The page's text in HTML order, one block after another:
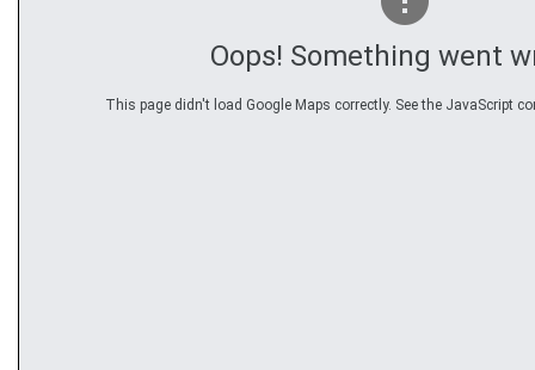
Oops! Something went
This page didn't load Google Maps correctly. See the JavaScript